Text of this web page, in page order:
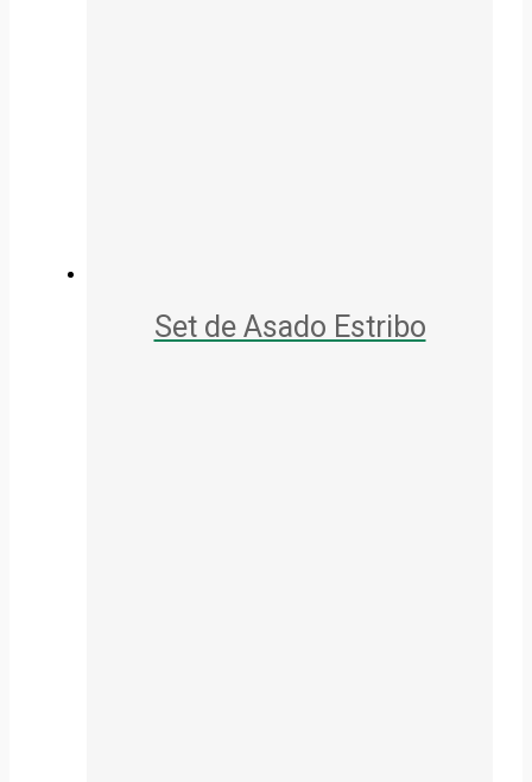
Set de Asado Estribo